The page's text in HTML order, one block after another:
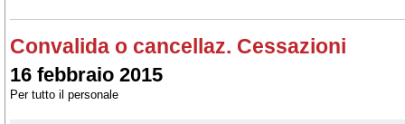
Convalida o cancellaz. Cessazioni
16 febbraio 2015
Per tutto il personale